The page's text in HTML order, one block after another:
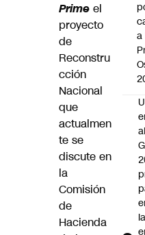
Prime el
proyecto
de
Reconstru
cción
Nacional
que
actualmen
te se
discute en
la
Comisión
de
Hacienda
a
al
la